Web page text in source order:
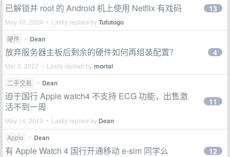
已解锁并 root 的 Android 机上使用 Netflix 有戏码
May 10, 2024 • Lastly replied byTufutogo
13
硬件 • Dean
放弃服务器主板后剩余的硬件如何再组装配置？
Mar 3, 2022 • Lastly replied bymortal
4
二手交易 • Dean
迫于国行 Apple watch4 不支持 ECG 功能，出售激
活不到一周
May 14, 2019 • Lastly replied by Dean
11
Apple • Dean
有 Apple Watch 4 国行开通移动 e-sim 同学么 12